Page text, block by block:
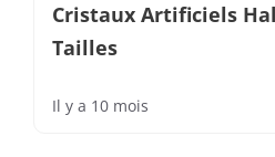
Cristaux Artificiels
Tailles
Il y a 10 mois